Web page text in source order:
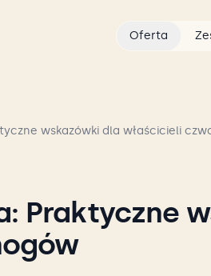
Oferta
wskazówki dla właścicieli
Praktyczne